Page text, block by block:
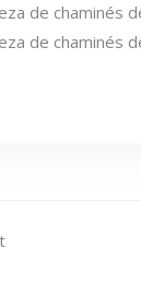
de chaminés
de chaminés